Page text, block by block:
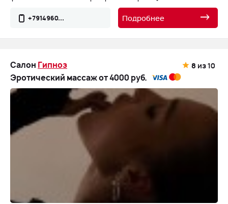
+7914960... Подробнее
Салон Гипноз 8 из 10
Эротический массаж от 4000 руб.